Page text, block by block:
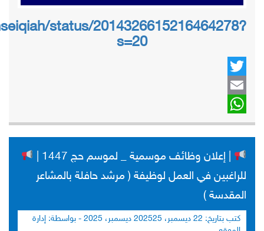
status/2014326615216464278?
s=20
Twitter
Email
WhatsApp
| إعلان وظائف موسمية _ لموسم حج 1447 |
للراغبين في العمل لوظيفة ( مرشد حافلة بالمشاعر
المقدسة )
كتب بتاريخ: 22 ديسمبر، 2025 25 ديسمبر، 2025 - بواسطة: إدارة